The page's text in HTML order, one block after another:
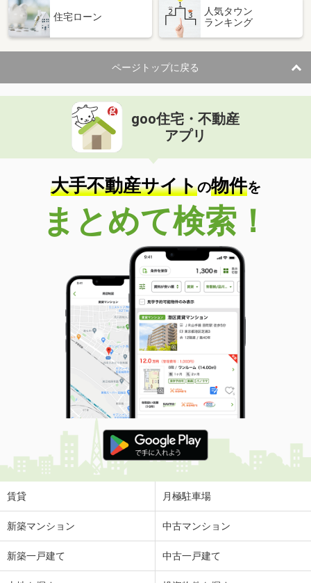
住宅ローン
人気タウン
ランキング
ページトップに戻る
goo住宅・不動産
アプリ
大手不動産サイトの物件を
まとめて検索！
賃貸 月極駐車場
新築マンション 中古マンション
新築一戸建て 中古一戸建て